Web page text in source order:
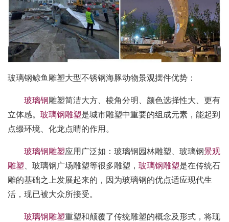
玻璃钢鲸鱼雕塑大型不锈钢海豚动物景观摆件优势：
玻璃钢雕塑简洁大方、棱角分明、颜色选择性大、更有
立体感。 玻璃钢雕塑是城市雕塑中重要的组成元素，能起到
点缀环境、化龙点睛的作用。
玻璃钢雕塑应用广泛如：玻璃钢园林雕塑、玻璃钢景观
雕塑 、玻璃钢广场雕塑等很多雕塑， 玻璃钢雕塑是在传统石
雕的基础之上发展起来的，因为玻璃钢的优点适应现代生
活，现已被大众所接受。
玻璃钢雕塑重塑和颠覆了传统雕塑的概念及形式，将现